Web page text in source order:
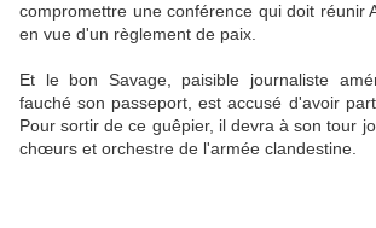
compromettre une conférence qui doit réunir
en vue d'un règlement de paix.
Et le bon Savage, paisible journaliste
fauché son passeport, est accusé d'avoir
Pour sortir de ce guêpier, il devra à son tour
chœurs et orchestre de l'armée clandestine.